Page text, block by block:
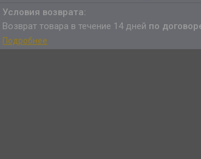
возврат товара в течение 14 дней по
Подробнее